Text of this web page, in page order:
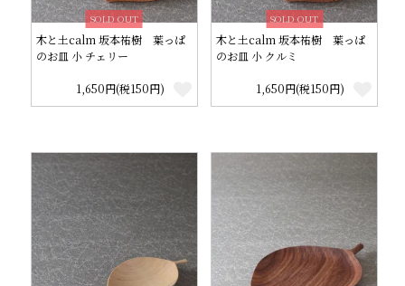
SOLD OUT
木と土calm 坂本祐樹 葉っぱ
のお皿 小 チェリー
1,650円(税150円)
SOLD OUT
木と土calm 坂本祐樹 葉っぱ
のお皿 小 クルミ
1,650円(税150円)